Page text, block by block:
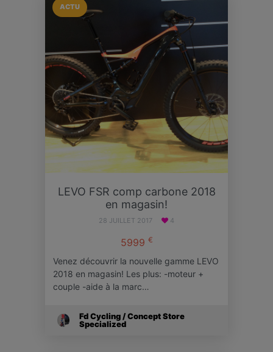
ACTU
LEVO FSR comp carbone 2018
en magasin!
28 JUILLET 2017 4
5999 €
Venez découvrir la nouvelle gamme LEVO
2018 en magasin! Les plus: -moteur +
couple -aide à la marc…
Fd Cycling / Concept Store
Specialized